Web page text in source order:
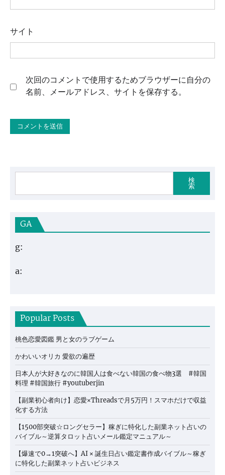
サイト
次回のコメントで使用するためブラウザーに自分の
名前、メールアドレス、サイトを保存する。
検
索
GA
g:
a:
Popular Posts
桃色恋愛図鑑 男と女のラブゲーム
かわいいオリカ 愛欲の遍歴
日本人が大好きなのに韓国人は食べない韓国の食べ物3選 #韓国
料理 #韓国旅行 #youtuberjin
【副業初心者向け】恋愛×Threadsで月5万円！スマホだけで収益
化する方法
【1500部突破☆ロングセラー】稼ぎに特化した副業ネット占いの
バイブル～逆算タロット占いメール鑑定マニュアル～
【爆速で0→1突破へ】AI × 誕生日占い鑑定書作成バイブル～稼ぎ
に特化した副業ネット占いビジネス